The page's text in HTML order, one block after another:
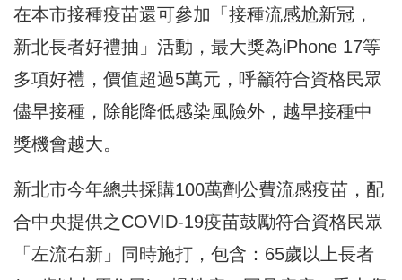
在本市接種疫苗還可參加「接種流感尬新冠，
新北長者好禮抽」活動，最大獎為iPhone 17等
多項好禮，價值超過5萬元，呼籲符合資格民眾
儘早接種，除能降低感染風險外，越早接種中
獎機會越大。
新北市今年總共採購100萬劑公費流感疫苗，配
合中央提供之COVID-19疫苗鼓勵符合資格民眾
「左流右新」同時施打，包含：65歲以上長者